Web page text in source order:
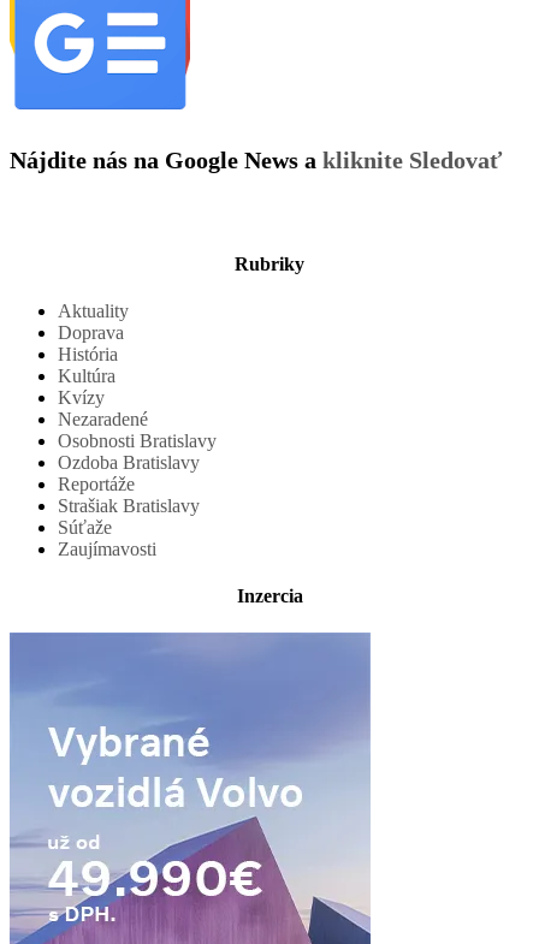
Nájdite nás na Google News a kliknite Sledovať
Rubriky
Aktuality
Doprava
História
Kultúra
Kvízy
Nezaradené
Osobnosti Bratislavy
Ozdoba Bratislavy
Reportáže
Strašiak Bratislavy
Súťaže
Zaujímavosti
Inzercia